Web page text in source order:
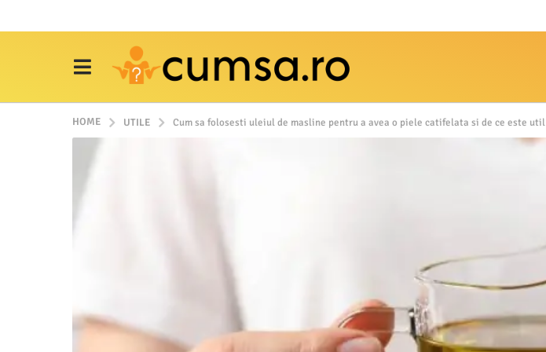
HOME UTILE Cum sa folosesti uleiul de masline pentru a avea o piele catifelata si de ce este util